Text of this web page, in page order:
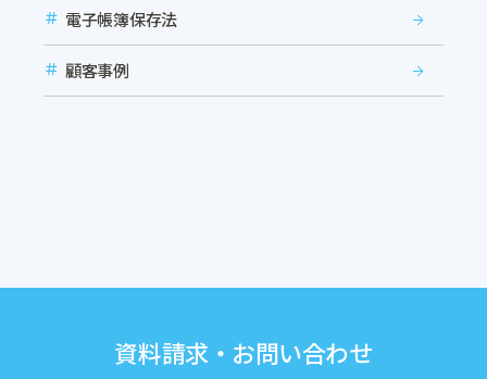
電子帳簿保存法
顧客事例
資料請求・お問い合わせ